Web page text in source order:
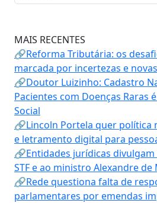
MAIS RECENTES
🔗Reforma Tributária: os
marcada por incertezas e
🔗Doutor Luizinho: Cadastro
Pacientes com Doenças Raras
Social
🔗Lincoln Portela quer política
e letramento digital para
🔗Entidades jurídicas
STF e ao ministro Alexandre de
🔗Rede questiona falta de
parlamentares por emendas